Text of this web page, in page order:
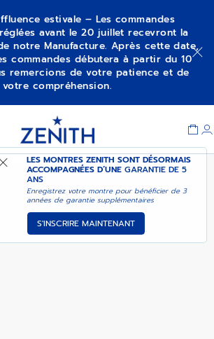
estivale – Les commandes
avant le 20 juillet recevront la
notre Manufacture. Après cette date,
commandes débutera à partir du 10
remercions de votre patience et de
votre compréhension.
LES MONTRES ZENITH SONT DÉSORMAIS
ACCOMPAGNÉES D’UNEGARANTIE DE 5
ANS
Enregistrez votre montre pour bénéficier de 3
années de garantie supplémentaires
S'INSCRIRE MAINTENANT
DISPONIBLE DANS LA
BOUTIQUE DE DUBAÏ